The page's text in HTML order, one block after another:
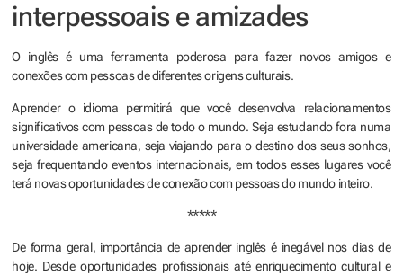
interpessoais e amizades
O inglês é uma ferramenta poderosa para fazer novos amigos e
conexões com pessoas de diferentes origens culturais.
Aprender o idioma permitirá que você desenvolva relacionamentos
significativos com pessoas de todo o mundo. Seja estudando fora numa
universidade americana, seja viajando para o destino dos seus sonhos,
seja frequentando eventos internacionais, em todos esses lugares você
terá novas oportunidades de conexão com pessoas do mundo inteiro.
*****
De forma geral, importância de aprender inglês é inegável nos dias de
hoje. Desde oportunidades profissionais até enriquecimento cultural e